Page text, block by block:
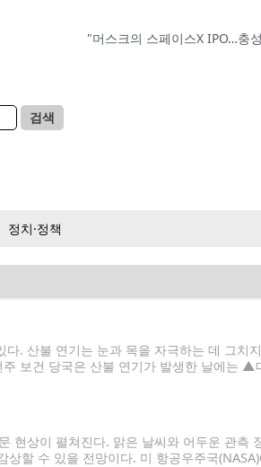
"머스크의 스페이스X IPO…충
검색
정치·정책
. 산불 연기는 눈과 목을 자극하는 데 그치
보건 당국은 산불 연기가 발생한 날에는 ▲
현상이 펼쳐진다. 맑은 날씨와 어두운 관측
할 수 있을 전망이다. 미 항공우주국(NASA)